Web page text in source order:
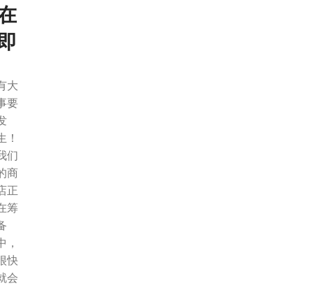
大
要
！
们
商
正
筹
，
快
会